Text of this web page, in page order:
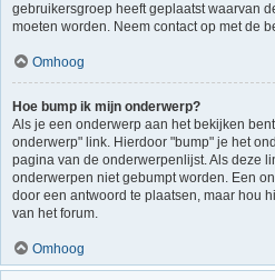
gebruikersgroep heeft geplaatst waarvan
moeten worden. Neem contact op met de
Omhoog
Hoe bump ik mijn onderwerp?
Als je een onderwerp aan het bekijken
onderwerp" link. Hierdoor "bump" je het
pagina van de onderwerpenlijst. Als deze
onderwerpen niet gebumpt worden. Een
door een antwoord te plaatsen, maar hou
van het forum.
Omhoog